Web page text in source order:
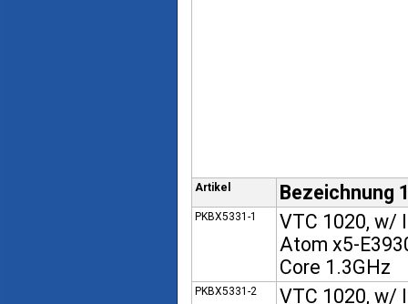
Artikel Bezeichnung
PKBX5331-1
VTC 1020, w/
Atom x5-
Core 1.3GHz
PKBX5331-2
VTC 1020, w/